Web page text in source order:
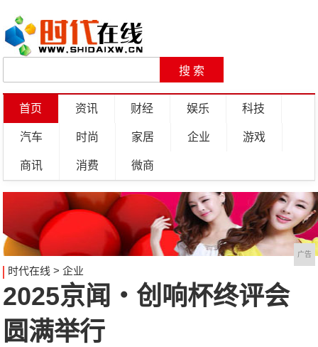
首页 资讯 财经 娱乐 科技
汽车 时尚 家居 企业 游戏
商讯 消费 微商
广告
时代在线 > 企业
2025京闻・创响杯终评会
圆满举行